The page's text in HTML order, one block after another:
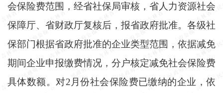
会保险费范围，经省社保局审核，省人力资源社会
保障厅、省财政厅复核后，报省政府批准。各级社
保部门根据省政府批准的企业类型范围，依据减免
期间企业申报缴费情况，分户核定减免社会保险费
具体数额。对2月份社会保险费已缴纳的企业，依